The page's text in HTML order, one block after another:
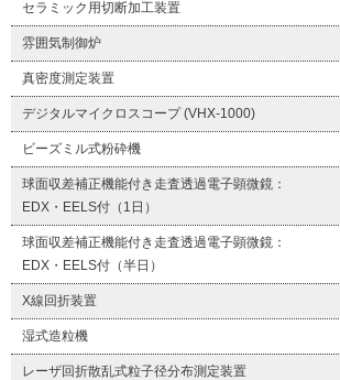
セラミック用切断加工装置
雰囲気制御炉
真密度測定装置
デジタルマイクロスコープ (VHX-1000)
ビーズミル式粉砕機
球面収差補正機能付き走査透過電子顕微鏡：
EDX・EELS付（1日）
球面収差補正機能付き走査透過電子顕微鏡：
EDX・EELS付（半日）
X線回折装置
湿式造粒機
レーザ回折散乱式粒⼦径分布測定装置